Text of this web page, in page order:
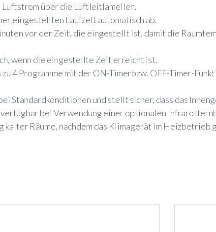
über die Luftleitlamellen.
eingestellten Laufzeit automatisch ab.
vor der Zeit, die eingestellt ist, damit die
wenn die eingestellte Zeit erreicht ist.
4 Programme mit der ON-Timerbzw. OFF-Timer-
Standardkonditionen und stellt sicher, dass das
bei Verwendung einer optionalen
Räume, nachdem das Klimagerät im